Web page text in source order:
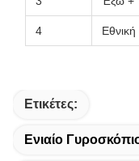
4
Ετικέτες:
Ενιαίο